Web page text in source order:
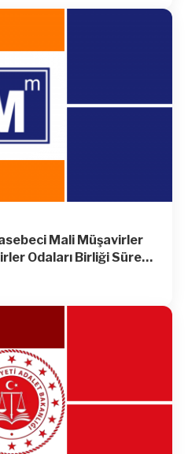
Mali Müşavirler
Odaları Birliği Sürekli
Yönetmeliği